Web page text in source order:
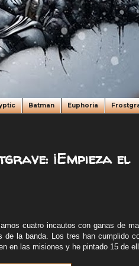
Batman Euphoria
¡Empieza el
cuatro incautos con ganas de
la banda. Los tres han cumplido
en las misiones y he pintado 15 de